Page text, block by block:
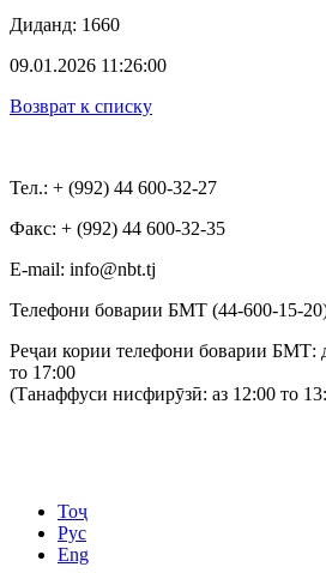
Диданд: 1660
09.01.2026 11:26:00
Возврат к списку
Тел.: + (992) 44 600-32-27
Факс: + (992) 44 600-32-35
Е-mail: info@nbt.tj
Телефони боварии БМТ (44-600-15-
Реҷаи кории телефони боварии БМТ:
то 17:00
(Танаффуси нисфирӯзӣ: аз 12:00 то
Тоҷ
Рус
Eng